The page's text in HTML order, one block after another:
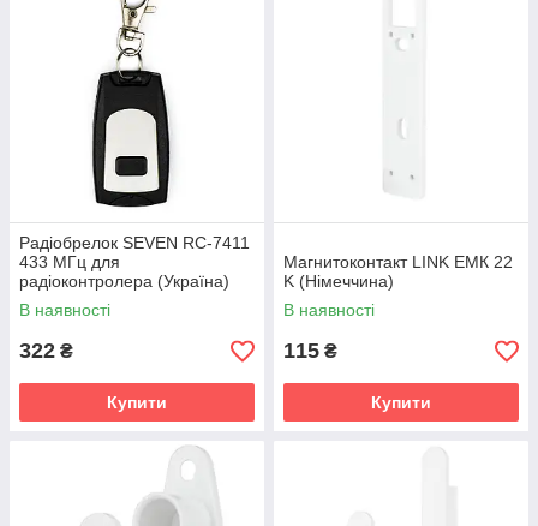
Радіобрелок SEVEN RC-7411
433 МГц для
радіоконтролера (Україна)
В наявності
322 ₴
Купити
Магнитоконтакт LINK ЕМК 22
K (Німеччина)
В наявності
115 ₴
Купити